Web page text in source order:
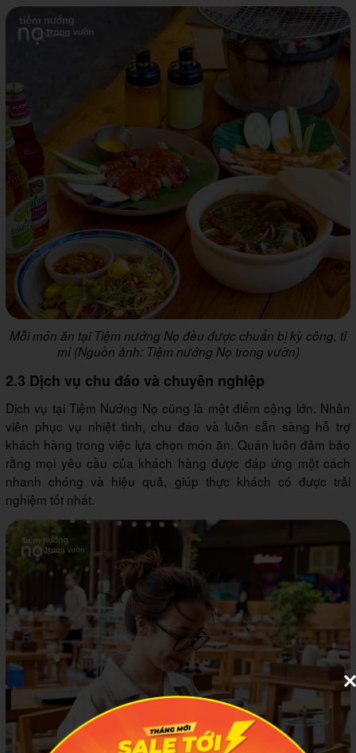
Mỗi món ăn tại Tiệm nướng Nọ đều được chuẩn bị kỳ công, tỉ
mỉ (Nguồn ảnh: Tiệm nướng Nọ trong vườn)
2.3 Dịch vụ chu đáo và chuyên nghiệp
Dịch vụ tại Tiệm Nướng Nọ cũng là một điểm cộng lớn. Nhân
viên phục vụ nhiệt tình, chu đáo và luôn sẵn sàng hỗ trợ
khách hàng trong việc lựa chọn món ăn. Quán luôn đảm bảo
rằng mọi yêu cầu của khách hàng được đáp ứng một cách
nhanh chóng và hiệu quả, giúp thực khách có được trải
nghiệm tốt nhất.